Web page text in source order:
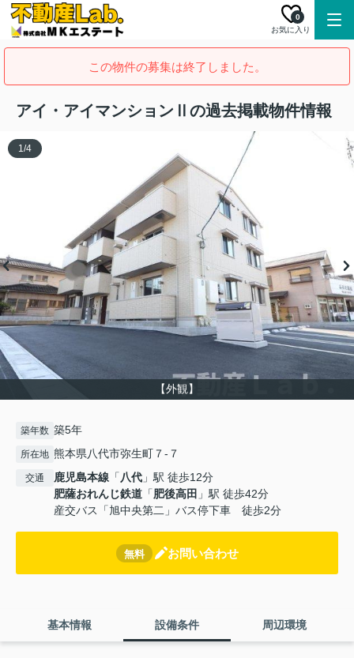
お気に入り
0
この物件の募集は終了しました。
アイ・アイマンションⅡの過去掲載物件情報
【外観】
1/4
築年数 築5年
所在地 熊本県八代市弥生町７-７
交通 鹿児島本線 「八代 」駅 徒歩12分
肥薩おれんじ鉄道 「肥後高田 」駅 徒歩42分
産交バス「旭中央第二」バス停下車 徒歩2分
無料 お問い合わせ
基本情報 設備条件 周辺環境